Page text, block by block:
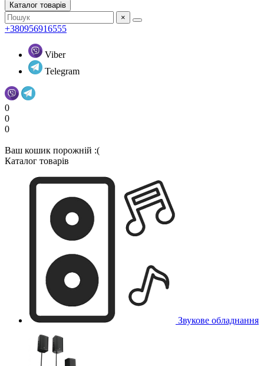
Каталог товарів
×
+380956916555
Viber
Telegram
0
0
0
Ваш кошик порожній :(
Каталог товарів
Звукове обладнання